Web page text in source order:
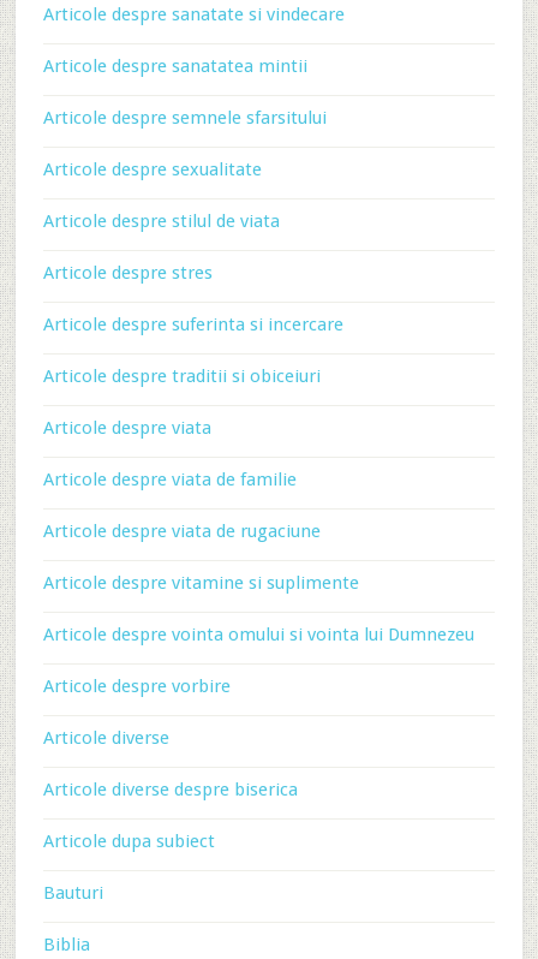
Articole despre sanatate si vindecare
Articole despre sanatatea mintii
Articole despre semnele sfarsitului
Articole despre sexualitate
Articole despre stilul de viata
Articole despre stres
Articole despre suferinta si incercare
Articole despre traditii si obiceiuri
Articole despre viata
Articole despre viata de familie
Articole despre viata de rugaciune
Articole despre vitamine si suplimente
Articole despre vointa omului si vointa lui Dumnezeu
Articole despre vorbire
Articole diverse
Articole diverse despre biserica
Articole dupa subiect
Bauturi
Biblia